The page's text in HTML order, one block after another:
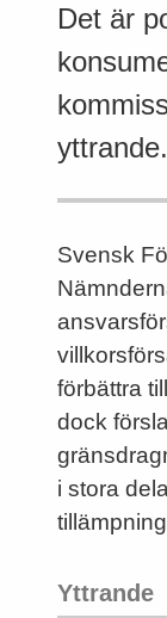
Det är
yttrande.
Svensk
förbättra
dock
i stora
Yttrande